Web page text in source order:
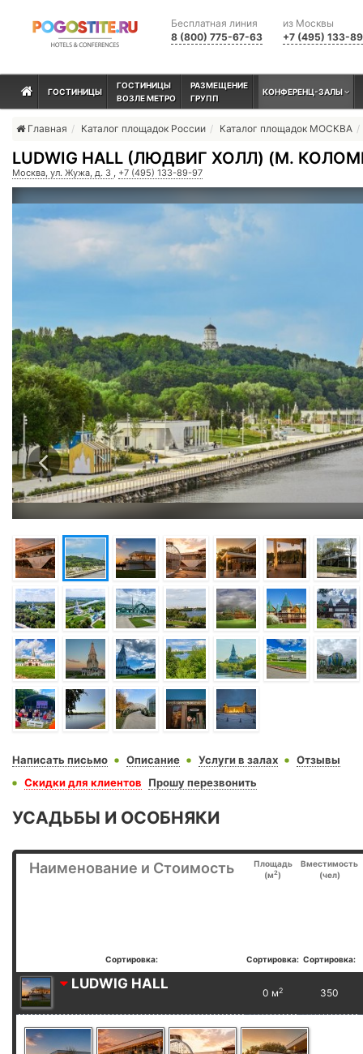
из Москвы
+7 (495) 133-
Бесплатная линия
8 (800) 775-67-63
ГОСТИНИЦЫ
ГОСТИНИЦЫ
ВОЗЛЕ МЕТРО
РАЗМЕЩЕНИЕ
ГРУПП
КОНФЕРЕНЦ-ЗАЛЫ
Главная Каталог площадок России Каталог площадок МОСКВА
LUDWIG HALL (ЛЮДВИГ ХОЛЛ) (М.
Москва, ул. Жужа, д. 3 , +7 (495) 133-89-97
Написать письмо Описание Услуги в залах
Отзывы
Скидки для клиентов
Прошу перезвонить
УСАДЬБЫ И ОСОБНЯКИ
Наименование и Стоимость
Площадь
(м2)
Вместимость
(чел)
Сортировка: Сортировка: Сортировка:
LUDWIG HALL
0 м2 350